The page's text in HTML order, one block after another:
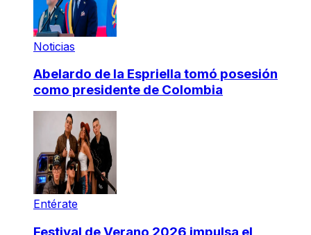
Noticias
Abelardo de la Espriella tomó posesión
como presidente de Colombia
Entérate
Festival de Verano 2026 impulsa el